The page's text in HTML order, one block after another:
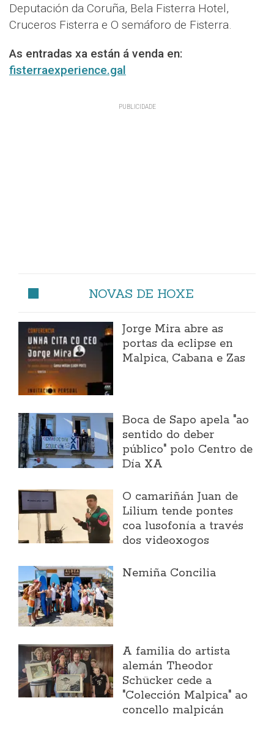
Deputación da Coruña, Bela Fisterra Hotel,
Cruceros Fisterra e O semáforo de Fisterra.
As entradas xa están á venda en:
fisterraexperience.gal
NOVAS DE HOXE
Jorge Mira abre as
portas da eclipse en
Malpica, Cabana e Zas
Boca de Sapo apela "ao
sentido do deber
público" polo Centro de
Día XA
O camariñán Juan de
Lilium tende pontes
coa lusofonía a través
dos videoxogos
Nemiña Concilia
A familia do artista
alemán Theodor
Schücker cede a
"Colección Malpica" ao
concello malpicán